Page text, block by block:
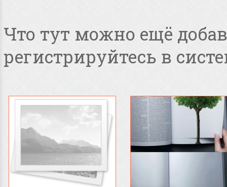
Что тут можно ещё
регистрируйтесь в